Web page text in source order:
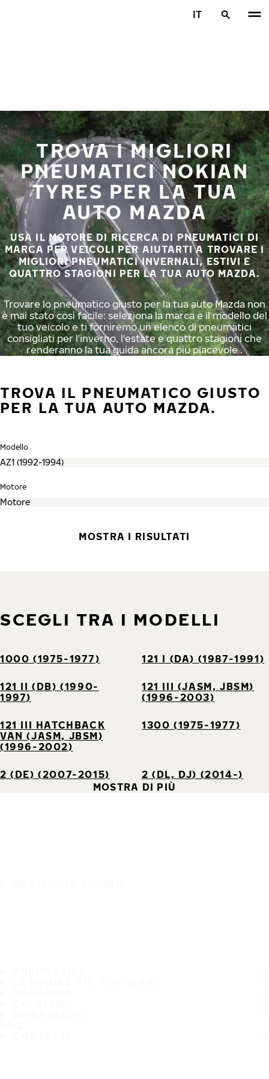
IT
TROVA I MIGLIORI
PNEUMATICI NOKIAN
TYRES PER LA TUA
AUTO MAZDA
USA IL MOTORE DI RICERCA DI PNEUMATICI DI
MARCA PER VEICOLI PER AIUTARTI A TROVARE I
MIGLIORI PNEUMATICI INVERNALI, ESTIVI E
QUATTRO STAGIONI PER LA TUA AUTO MAZDA.
Trovare lo pneumatico giusto per la tua auto Mazda non
è mai stato così facile: seleziona la marca e il modello del
tuo veicolo e ti forniremo un elenco di pneumatici
consigliati per l'inverno, l'estate e quattro stagioni che
renderanno la tua guida ancora più piacevole .
TROVA IL PNEUMATICO GIUSTO
PER LA TUA AUTO MAZDA.
Modello
Motore
MOSTRA I RISULTATI
SCEGLI TRA I MODELLI
1000 (1975-1977) 121 I (DA) (1987-1991)
121 II (DB) (1990-
1997)
121 III (JASM, JBSM)
(1996-2003)
121 III HATCHBACK
VAN (JASM, JBSM)
(1996-2002)
1300 (1975-1977)
2 (DE) (2007-2015)
2 (DL, DJ) (2014-)
MOSTRA DI PIÙ